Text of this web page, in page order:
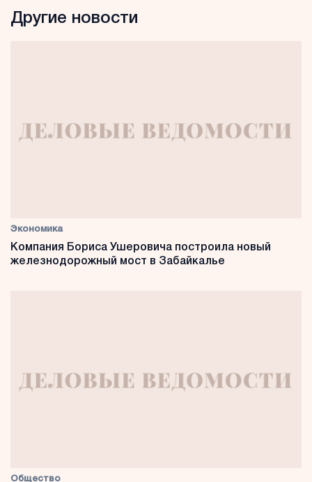
Другие новости
Экономика
Компания Бориса Ушеровича построила новый
железнодорожный мост в Забайкалье
Общество